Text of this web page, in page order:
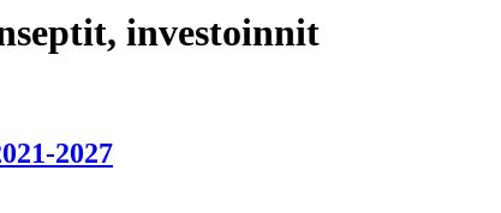
investoinnit
2027